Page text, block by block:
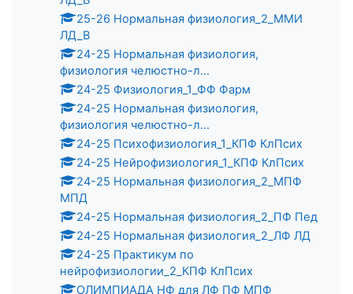
25-26 Нормальная физиология_2_ММИ
ЛД_В
24-25 Нормальная физиология,
физиология челюстно-л...
24-25 Физиология_1_ФФ Фарм
24-25 Нормальная физиология,
физиология челюстно-л...
24-25 Психофизиология_1_КПФ КлПсих
24-25 Нейрофизиология_1_КПФ КлПсих
24-25 Нормальная физиология_2_МПФ
МПД
24-25 Нормальная физиология_2_ПФ Пед
24-25 Нормальная физиология_2_ЛФ ЛД
24-25 Практикум по
нейрофизиологии_2_КПФ КлПсих
ОЛИМПИАДА НФ для ЛФ ПФ МПФ